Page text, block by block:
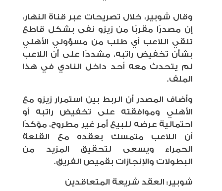
وقال شوبير، خلال تصريحات عبر قناة النهار،
إن مصدرًا مقربًا من زيزو نفى بشكل قاطع
تلقي اللاعب أي طلب من مسؤولي الأهلي
بشأن تخفيض راتبه، مشددًا على أن اللاعب
لم يتحدث معه أحد داخل النادي في هذا
الملف.
وأضاف المصدر أن الربط بين استمرار زيزو مع
الأهلي وموافقته على تخفيض راتبه أو
احتمالية عرضه للبيع أمر غير مطروح، مؤكدًا
أن اللاعب متمسك بعقده مع القلعة
الحمراء ويسعى لتحقيق المزيد من
البطولات والإنجازات بقميص الفريق.
شوبير: العقد شريعة المتعاقدين